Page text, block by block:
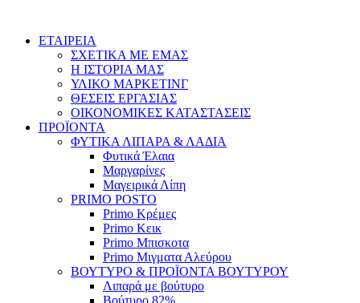
contentΕΤΑΙΡΕΙΑ
ΣΧΕΤΙΚΑ ΜΕ ΕΜΑΣ
Η ΙΣΤΟΡΙΑ ΜΑΣ
ΥΛΙΚΟ ΜΑΡΚΕΤΙΝΓ
ΘΕΣΕΙΣ ΕΡΓΑΣΙΑΣ
ΟΙΚΟΝΟΜΙΚΕΣ ΚΑΤΑΣΤΑΣΕΙΣ
ΠΡΟΪΟΝΤΑ
ΦΥΤΙΚΑ ΛΙΠΑΡΑ & ΛΑΔΙΑ
Φυτικά Έλαια
Μαργαρίνες
Μαγειρικά Λίπη
PRIMO POSTO
Primo Κρέμες
Primo Κεικ
Primo Μπισκοτα
Primo Μιγματα Αλεύρου
ΒΟΥΤΥΡΟ & ΠΡΟΪΟΝΤΑ ΒΟΥΤΥΡΟΥ
Λιπαρά με βούτυρο
Βούτυρο 82%